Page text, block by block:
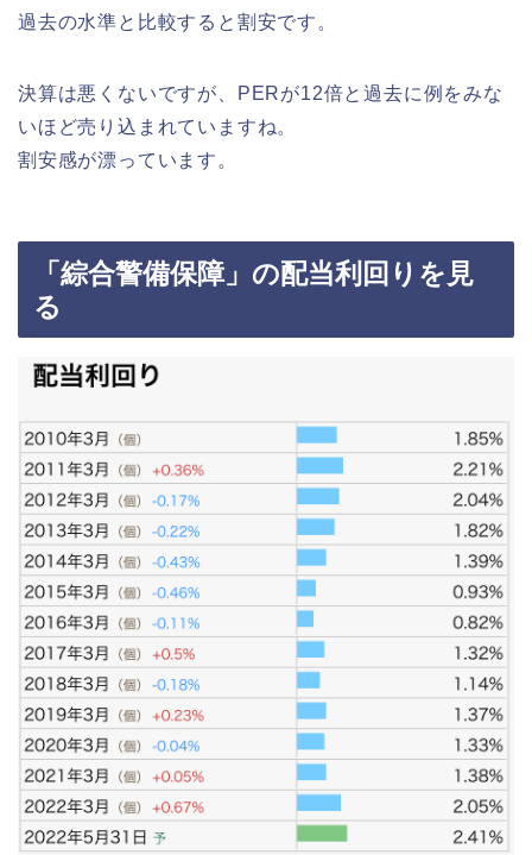
過去の水準と比較すると割安です。
決算は悪くないですが、PERが12倍と過去に例をみな
いほど売り込まれていますね。
割安感が漂っています。
「綜合警備保障」の配当利回りを見
る